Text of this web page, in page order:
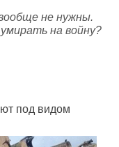
не нужны.
на войну?
под видом